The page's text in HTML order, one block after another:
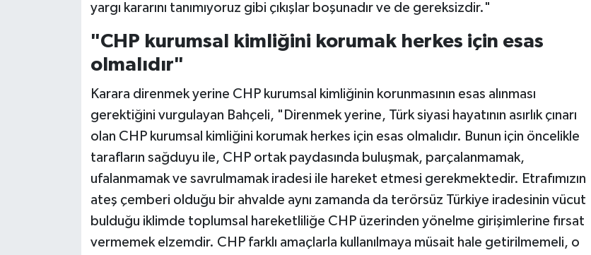
yargı kararını tanımıyoruz gibi çıkışlar boşunadır ve de gereksizdir."
"CHP kurumsal kimliğini korumak herkes için esas
olmalıdır"
Karara direnmek yerine CHP kurumsal kimliğinin korunmasının esas alınması
gerektiğini vurgulayan Bahçeli, "Direnmek yerine, Türk siyasi hayatının asırlık çınarı
olan CHP kurumsal kimliğini korumak herkes için esas olmalıdır. Bunun için öncelikle
tarafların sağduyu ile, CHP ortak paydasında buluşmak, parçalanmamak,
ufalanmamak ve savrulmamak iradesi ile hareket etmesi gerekmektedir. Etrafımızın
ateş çemberi olduğu bir ahvalde aynı zamanda da terörsüz Türkiye iradesinin vücut
bulduğu iklimde toplumsal hareketliliğe CHP üzerinden yönelme girişimlerine fırsat
vermemek elzemdir. CHP farklı amaçlarla kullanılmaya müsait hale getirilmemeli, o